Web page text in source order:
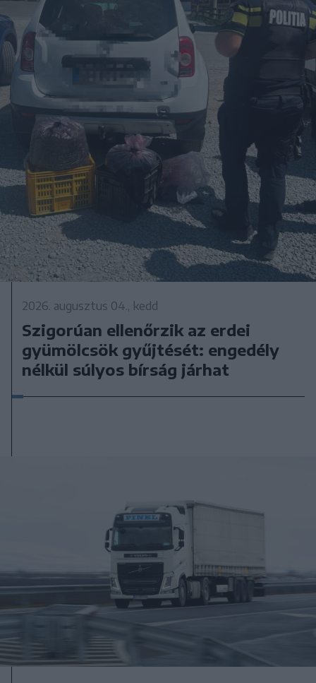
2026. augusztus 04., kedd
Szigorúan ellenőrzik az erdei
gyümölcsök gyűjtését: engedély
nélkül súlyos bírság járhat